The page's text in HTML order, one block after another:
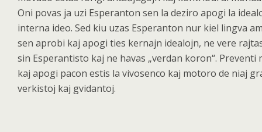
Oni povas ja uzi Esperanton sen la deziro apogi la
interna ideo. Sed kiu uzas Esperanton nur kiel lingva
sen aprobi kaj apogi ties kernajn idealojn, ne vere
sin Esperantisto kaj ne havas „verdan koron“. Preventi
kaj apogi pacon estis la vivosenco kaj motoro de niaj
verkistoj kaj gvidantoj.